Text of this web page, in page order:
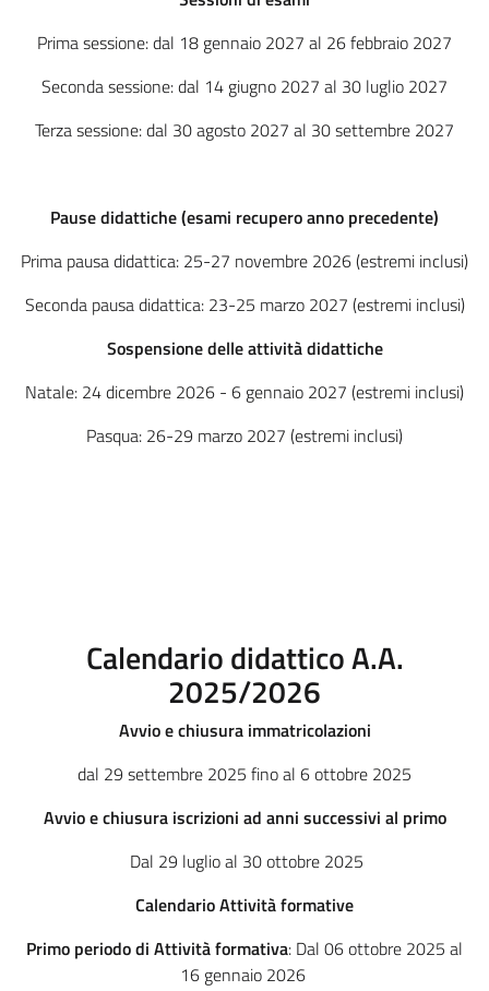
Prima sessione: dal 18 gennaio 2027 al 26 febbraio 2027
Seconda sessione: dal 14 giugno 2027 al 30 luglio 2027
Terza sessione: dal 30 agosto 2027 al 30 settembre 2027
Pause didattiche (esami recupero anno precedente)
Prima pausa didattica: 25-27 novembre 2026 (estremi inclusi)
Seconda pausa didattica: 23-25 marzo 2027 (estremi inclusi)
Sospensione delle attività didattiche
Natale: 24 dicembre 2026 - 6 gennaio 2027 (estremi inclusi)
Pasqua: 26-29 marzo 2027 (estremi inclusi)
Calendario didattico A.A.
2025/2026
Avvio e chiusura immatricolazioni
dal 29 settembre 2025 fino al 6 ottobre 2025
Avvio e chiusura iscrizioni ad anni successivi al primo
Dal 29 luglio al 30 ottobre 2025
Calendario Attività formative
Primo periodo di Attività formativa: Dal 06 ottobre 2025 al
16 gennaio 2026